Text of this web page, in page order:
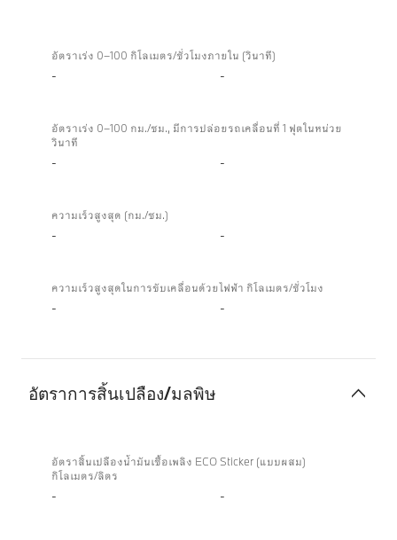
อัตราเร่ง 0–100 กิโลเมตร/ชั่วโมงภายใน (วินาที)
- -
อัตราเร่ง 0–100 กม./ชม., มีการปล่อยรถเคลื่อนที่ 1 ฟุตในหน่วย
วินาที
- -
ความเร็วสูงสุด (กม./ชม.)
- -
ความเร็วสูงสุดในการขับเคลื่อนด้วยไฟฟ้า กิโลเมตร/ชั่วโมง
- -
อัตราการสิ้นเปลือง/มลพิษ
เปลือง/
อัตราสิ้นเปลืองน้ำมันเชื้อเพลิง ECO Sticker (แบบผสม)
กิโลเมตร/ลิตร
- -